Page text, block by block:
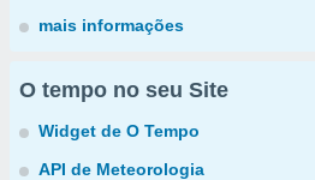
mais informações
O tempo no seu Site
Widget de O Tempo
API de Meteorologia